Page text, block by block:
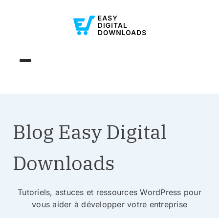
Blog Easy Digital
Downloads
Tutoriels, astuces et ressources WordPress pour
vous aider à développer votre entreprise